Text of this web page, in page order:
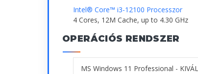
Intel® Core™ i3-12100 Processzor
4 Cores, 12M Cache, up to 4.30 GHz
OPERÁCIÓS RENDSZER